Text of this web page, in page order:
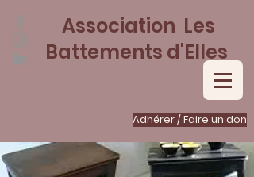
Adhérer / Faire un don
Association Les
Battements d'Elles